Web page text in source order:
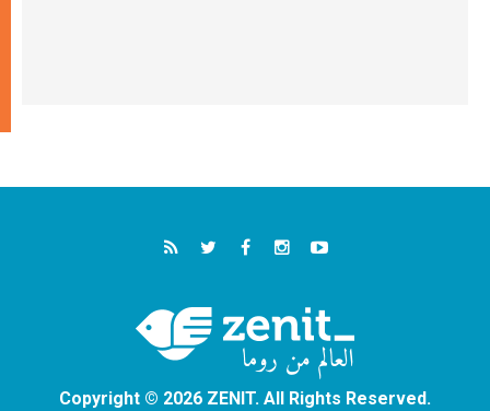
Copyright © 2026 ZENIT. All Rights Reserved.